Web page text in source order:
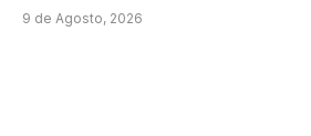
9 de Agosto, 2026